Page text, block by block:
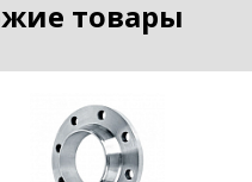
товары